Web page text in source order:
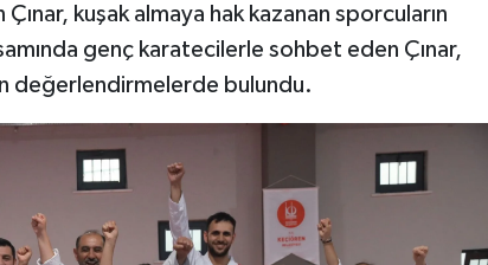
kuşak almaya hak kazanan sporcuların
genç karatecilerle sohbet eden Çınar,
değerlendirmelerde bulundu.